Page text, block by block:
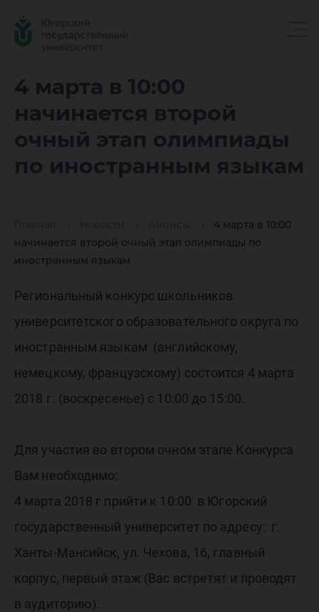
4 марта в 10:00
начинается второй
очный этап олимпиады
по иностранным языкам
4 марта в 10:00
начинается второй очный этап олимпиады по
иностранным языкам
4 марта
10:00
второй
очный
по
языкам
Региональный конкурс школьников
университетского образовательного округа по
иностранным языкам (английскому,
немецкому, французскому) состоится 4 марта
2018 г. (воскресенье) с 10:00 до 15:00.
Для участия во втором очном этапе Конкурса
Вам необходимо:
4 марта 2018 г прийти к 10:00 в Югорский
государственный университет по адресу: г.
Ханты-Мансийск, ул. Чехова, 16, главный
корпус, первый этаж (Вас встретят и проводят
в аудиторию).